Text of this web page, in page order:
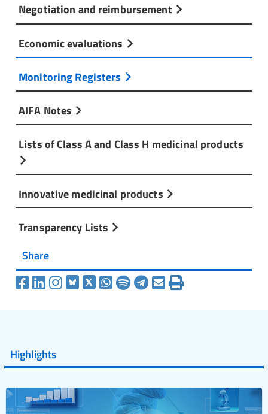
Negotiation and reimbursement
Economic evaluations
Monitoring Registers
AIFA Notes
Lists of Class A and Class H medicinal products
Innovative medicinal products
Transparency Lists
Share
Highlights